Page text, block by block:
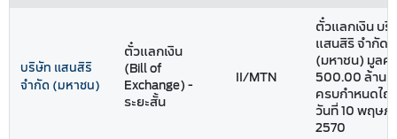
บริษัท แสนสิริ
จำกัด (มหาชน)
ตั๋วแลกเงิน
(Bill of
Exchange) -
ระยะสั้น
II/MTN
ตั๋วแลกเงิน บ
แสนสิริ จำกัด
(มหาชน) มูลค่า
500.00 ล้านบ
ครบกำหนดไถ่
วันที่ 10 พฤษภ
2570